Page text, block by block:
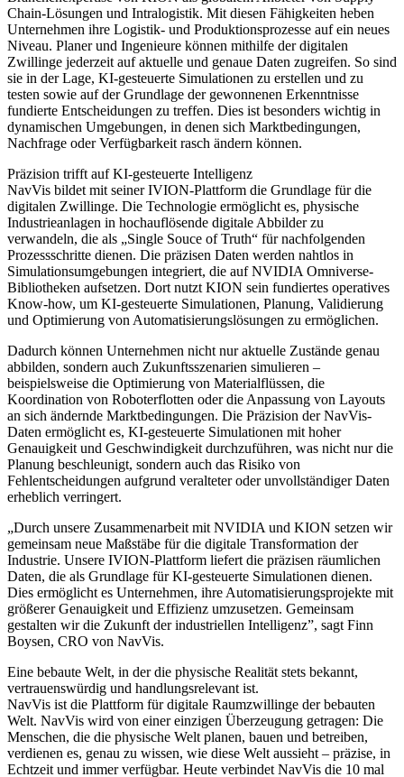
Chain-Lösungen und Intralogistik. Mit diesen Fähigkeiten heben
Unternehmen ihre Logistik- und Produktionsprozesse auf ein neues
Niveau. Planer und Ingenieure können mithilfe der digitalen
Zwillinge jederzeit auf aktuelle und genaue Daten zugreifen. So sind
sie in der Lage, KI-gesteuerte Simulationen zu erstellen und zu
testen sowie auf der Grundlage der gewonnenen Erkenntnisse
fundierte Entscheidungen zu treffen. Dies ist besonders wichtig in
dynamischen Umgebungen, in denen sich Marktbedingungen,
Nachfrage oder Verfügbarkeit rasch ändern können.
Präzision trifft auf KI-gesteuerte Intelligenz
NavVis bildet mit seiner IVION-Plattform die Grundlage für die
digitalen Zwillinge. Die Technologie ermöglicht es, physische
Industrieanlagen in hochauflösende digitale Abbilder zu
verwandeln, die als „Single Souce of Truth“ für nachfolgenden
Prozessschritte dienen. Die präzisen Daten werden nahtlos in
Simulationsumgebungen integriert, die auf NVIDIA Omniverse-
Bibliotheken aufsetzen. Dort nutzt KION sein fundiertes operatives
Know-how, um KI-gesteuerte Simulationen, Planung, Validierung
und Optimierung von Automatisierungslösungen zu ermöglichen.
Dadurch können Unternehmen nicht nur aktuelle Zustände genau
abbilden, sondern auch Zukunftsszenarien simulieren –
beispielsweise die Optimierung von Materialflüssen, die
Koordination von Roboterflotten oder die Anpassung von Layouts
an sich ändernde Marktbedingungen. Die Präzision der NavVis-
Daten ermöglicht es, KI-gesteuerte Simulationen mit hoher
Genauigkeit und Geschwindigkeit durchzuführen, was nicht nur die
Planung beschleunigt, sondern auch das Risiko von
Fehlentscheidungen aufgrund veralteter oder unvollständiger Daten
erheblich verringert.
„Durch unsere Zusammenarbeit mit NVIDIA und KION setzen wir
gemeinsam neue Maßstäbe für die digitale Transformation der
Industrie. Unsere IVION-Plattform liefert die präzisen räumlichen
Daten, die als Grundlage für KI-gesteuerte Simulationen dienen.
Dies ermöglicht es Unternehmen, ihre Automatisierungsprojekte mit
größerer Genauigkeit und Effizienz umzusetzen. Gemeinsam
gestalten wir die Zukunft der industriellen Intelligenz”, sagt Finn
Boysen, CRO von NavVis.
Eine bebaute Welt, in der die physische Realität stets bekannt,
vertrauenswürdig und handlungsrelevant ist.
NavVis ist die Plattform für digitale Raumzwillinge der bebauten
Welt. NavVis wird von einer einzigen Überzeugung getragen: Die
Menschen, die die physische Welt planen, bauen und betreiben,
verdienen es, genau zu wissen, wie diese Welt aussieht – präzise, in
Echtzeit und immer verfügbar. Heute verbindet NavVis die 10 mal